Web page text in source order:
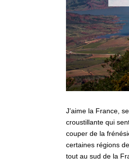
J’aime la France,
croustillante qui
couper de la
certaines régions
tout au sud de la